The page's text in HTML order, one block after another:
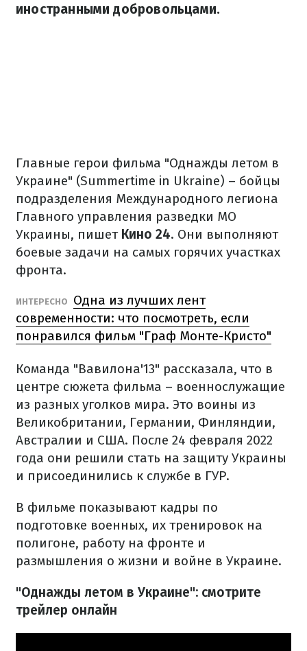
иностранными добровольцами.
Главные герои фильма "Однажды летом в
Украине" (Summertime in Ukraine) – бойцы
подразделения Международного легиона
Главного управления разведки МО
Украины, пишет Кино 24. Они выполняют
боевые задачи на самых горячих участках
фронта.
ИНТЕРЕСНО
Одна из лучших лент
современности: что посмотреть, если
понравился фильм "Граф Монте-Кристо"
Команда "Вавилона'13" рассказала, что в
центре сюжета фильма – военнослужащие
из разных уголков мира. Это воины из
Великобритании, Германии, Финляндии,
Австралии и США. После 24 февраля 2022
года они решили стать на защиту Украины
и присоединились к службе в ГУР.
В фильме показывают кадры по
подготовке военных, их тренировок на
полигоне, работу на фронте и
размышления о жизни и войне в Украине.
"Однажды летом в Украине": смотрите
трейлер онлайн